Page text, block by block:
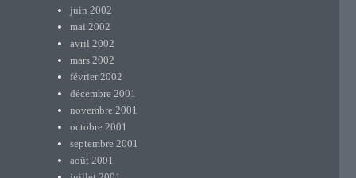
juin 2002
mai 2002
avril 2002
mars 2002
février 2002
décembre 2001
novembre 2001
octobre 2001
septembre 2001
août 2001